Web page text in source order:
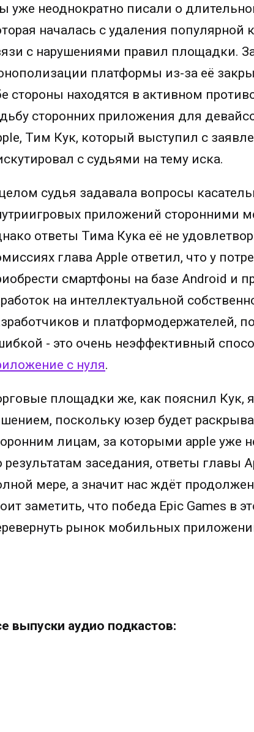
уже неоднократно писали о
началась с удаления популярной
с нарушениями правил площадки.
платформы из-за её
стороны находятся в активном
сторонних приложения для
Тим Кук, который выступил с
с судьями на тему иска.
судья задавала вопросы
приложений сторонними
ответы Тима Кука её не
глава Apple ответил, что у
смартфоны на базе Android и
на интеллектуальной
и платформодержателей,
- это очень неэффективный
с нуля.
площадки же, как пояснил
поскольку юзер будет
лицам, за которыми apple уже
результатам заседания, ответы главы
мере, а значит нас ждёт
заметить, что победа Epic Games в
рынок мобильных
выпуски аудио подкастов: